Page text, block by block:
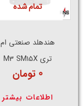
تمام شده
هندهلد صنعتی ام
تری M3 SM15X
0 تومان
اطلاعات بیشتر